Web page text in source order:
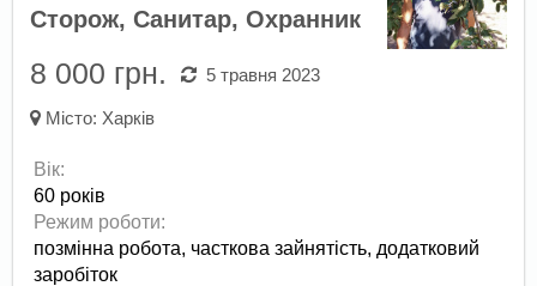
Сторож, Санитар, Охранник
8 000 грн. 5 травня 2023
Місто: Харків
Вік:
60 років
Режим роботи:
позмінна робота, часткова зайнятість, додатковий
заробіток